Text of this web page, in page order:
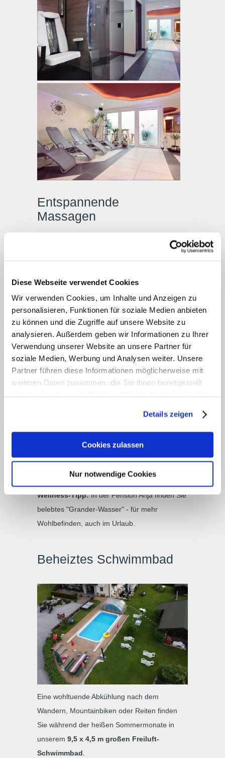
Diese Webseite verwendet Cookies
Wir verwenden Cookies, um Inhalte und Anzeigen zu
personalisieren, Funktionen für soziale Medien anbieten
zu können und die Zugriffe auf unsere Website zu
analysieren. Außerdem geben wir Informationen zu Ihrer
Verwendung unserer Website an unsere Partner für
soziale Medien, Werbung und Analysen weiter. Unsere
Partner führen diese Informationen möglicherweise mit
weiteren Daten zusammen, die Sie ihnen bereitgestellt
Details zeigen
Cookies zulassen
Nur notwendige Cookies
Entspannende
Massagen
Wer seinenWinterurlaub oder
Sommerurlaub
in Kleinarl verbringt, verbindet dies meist mit
Sport und Aktivität. Da kommt eineMassage
Wellness-Tipp:In der Pension Anja finden Sie
belebtes "Grander-Wasser" - für mehr
Wohlbefinden, auch im Urlaub.
Beheiztes Schwimmbad
Eine wohltuende Abkühlung nach dem
Wandern, Mountainbiken oder Reiten finden
Sie während der heißen Sommermonate in
unserem 9,5 x 4,5 m großen Freiluft-
Schwimmbad